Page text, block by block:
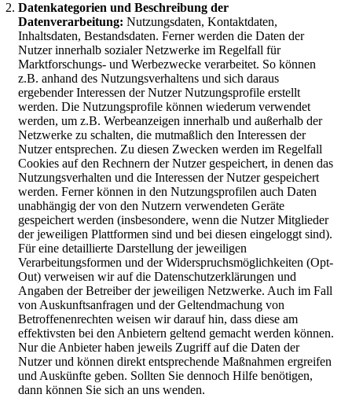
Datenkategorien und Beschreibung der
Datenverarbeitung: Nutzungsdaten, Kontaktdaten,
Inhaltsdaten, Bestandsdaten. Ferner werden die Daten der
Nutzer innerhalb sozialer Netzwerke im Regelfall für
Marktforschungs- und Werbezwecke verarbeitet. So können
z.B. anhand des Nutzungsverhaltens und sich daraus
ergebender Interessen der Nutzer Nutzungsprofile erstellt
werden. Die Nutzungsprofile können wiederum verwendet
werden, um z.B. Werbeanzeigen innerhalb und außerhalb der
Netzwerke zu schalten, die mutmaßlich den Interessen der
Nutzer entsprechen. Zu diesen Zwecken werden im Regelfall
Cookies auf den Rechnern der Nutzer gespeichert, in denen das
Nutzungsverhalten und die Interessen der Nutzer gespeichert
werden. Ferner können in den Nutzungsprofilen auch Daten
unabhängig der von den Nutzern verwendeten Geräte
gespeichert werden (insbesondere, wenn die Nutzer Mitglieder
der jeweiligen Plattformen sind und bei diesen eingeloggt sind).
Für eine detaillierte Darstellung der jeweiligen
Verarbeitungsformen und der Widerspruchsmöglichkeiten (Opt-
Out) verweisen wir auf die Datenschutzerklärungen und
Angaben der Betreiber der jeweiligen Netzwerke. Auch im Fall
von Auskunftsanfragen und der Geltendmachung von
Betroffenenrechten weisen wir darauf hin, dass diese am
effektivsten bei den Anbietern geltend gemacht werden können.
Nur die Anbieter haben jeweils Zugriff auf die Daten der
Nutzer und können direkt entsprechende Maßnahmen ergreifen
und Auskünfte geben. Sollten Sie dennoch Hilfe benötigen,
dann können Sie sich an uns wenden.